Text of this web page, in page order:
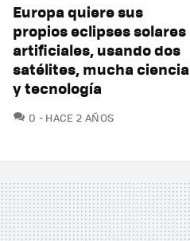
Europa quiere sus
propios eclipses solares
artificiales, usando dos
satélites, mucha ciencia
y tecnología
0 COMENTARIOS
HACE 2 AÑOS